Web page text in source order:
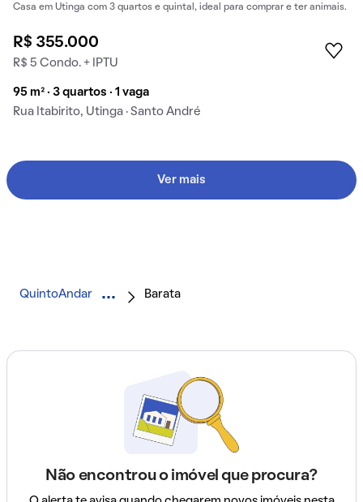
Casa em Utinga com 3 quartos e quintal, ideal para comprar e ter animais.
R$ 355.000
R$ 5 Condo. + IPTU
95 m² · 3 quartos · 1 vaga
Rua Itabirito, Utinga · Santo André
Ver mais
QuintoAndar Barata
Não encontrou o imóvel que procura?